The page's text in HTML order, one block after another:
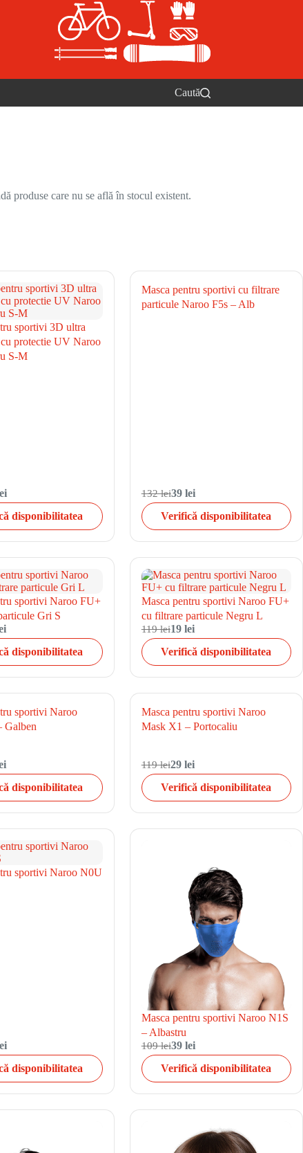
Caută
produse care nu se află în stocul existent.
sportivi 3D ultra
protectie UV Naroo
S-M
disponibilitatea
Masca pentru sportivi cu filtrare
particule Naroo F5s – Alb
132 lei39 lei
Verifică disponibilitatea
sportivi Naroo FU+
Gri S
disponibilitatea
Masca pentru sportivi Naroo FU+
cu filtrare particule Negru L
119 lei19 lei
Verifică disponibilitatea
sportivi Naroo
Galben
disponibilitatea
Masca pentru sportivi Naroo
Mask X1 – Portocaliu
119 lei29 lei
Verifică disponibilitatea
sportivi Naroo N0U
disponibilitatea
Masca pentru sportivi Naroo N1S
– Albastru
109 lei39 lei
Verifică disponibilitatea